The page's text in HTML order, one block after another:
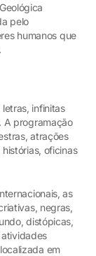
pelo
humanos que
infinitas
A programação
atrações
oficinas
as
negras,
distópicas,
em